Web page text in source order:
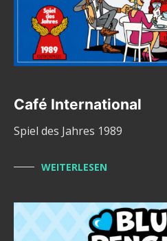
Café International
Spiel des Jahres 1989
WEITERLESEN